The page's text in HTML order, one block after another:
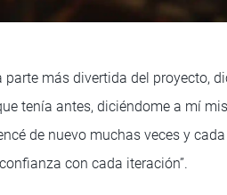
más divertida del proyecto,
tenía antes, diciéndome a mí
de nuevo muchas veces y
con cada iteración”.